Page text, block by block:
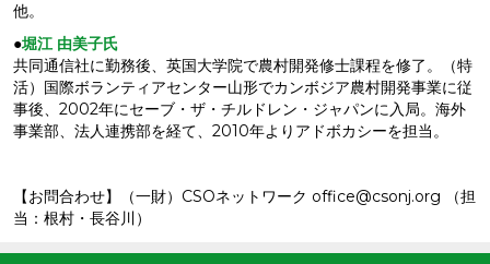
他。
●堀江 由美子氏
共同通信社に勤務後、英国大学院で農村開発修士課程を修了。（特
活）国際ボランティアセンター山形でカンボジア農村開発事業に従
事後、2002年にセーブ・ザ・チルドレン・ジャパンに入局。海外
事業部、法人連携部を経て、2010年よりアドボカシーを担当。
【お問合わせ】（一財）CSOネットワーク office@csonj.org （担
当：根村・長谷川）